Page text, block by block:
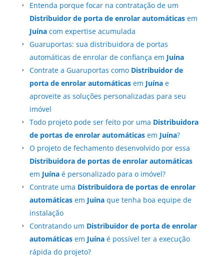
Entenda porque focar na contratação de um
Distribuidor de porta de enrolar automáticasem
Juínacom expertise acumulada
Guaruportas: sua distribuidora de portas
automáticas de enrolar de confiança em Juína
Contrate a Guaruportas como Distribuidor de
porta de enrolar automáticasem Juínae
aproveite as soluções personalizadas para seu
imóvel
Todo projeto pode ser feito por uma Distribuidora
de portas de enrolar automáticasem Juína?
O projeto de fechamento desenvolvido por essa
Distribuidora de portas de enrolar automáticas
em Juínaé personalizado para o imóvel?
Contrate uma Distribuidora de portas de enrolar
automáticasem Juínaque tenha boa equipe de
instalação
Contratando um Distribuidor de porta de enrolar
automáticasem Juínaé possível ter a execução
rápida do projeto?